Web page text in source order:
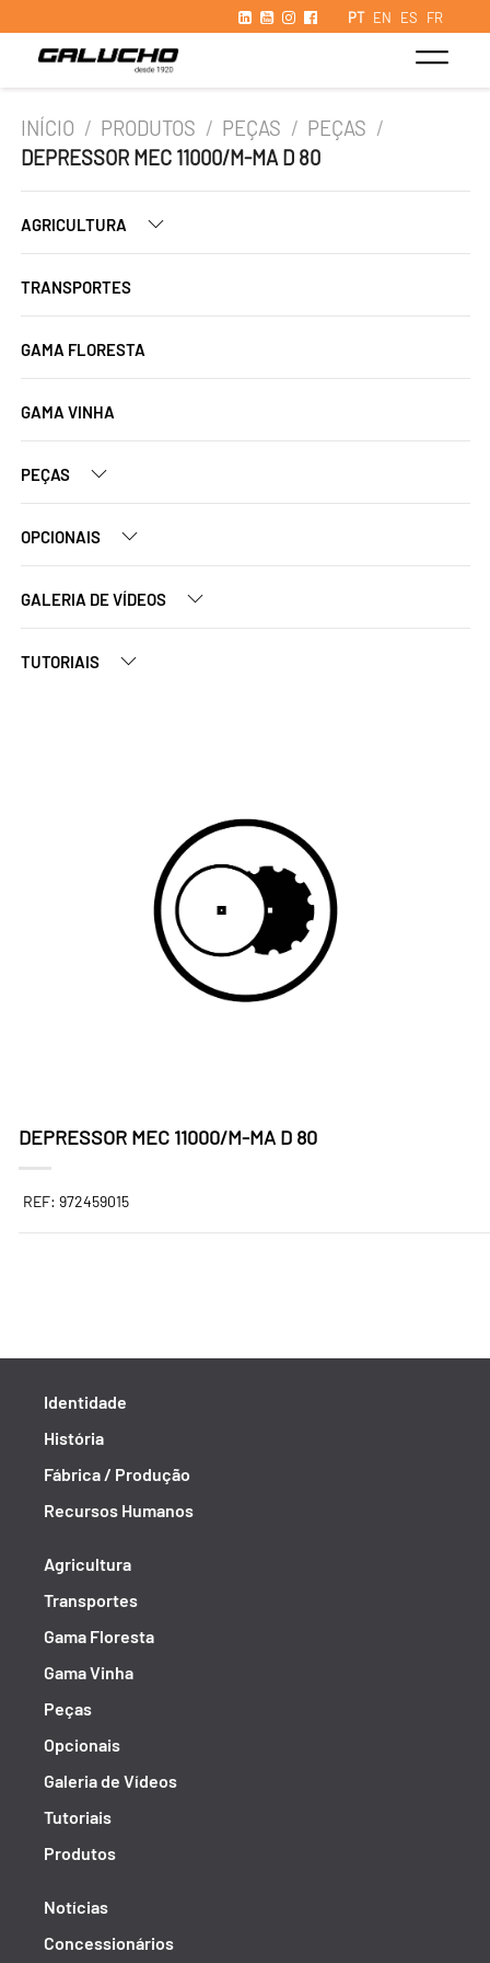
PT EN ES FR
INÍCIO / PRODUTOS / PEÇAS / PEÇAS /
DEPRESSOR MEC 11000/M-MA D 80
AGRICULTURA
TRANSPORTES
GAMA FLORESTA
GAMA VINHA
PEÇAS
OPCIONAIS
GALERIA DE VÍDEOS
TUTORIAIS
DEPRESSOR MEC 11000/M-MA D 80
REF: 972459015
Identidade
História
Fábrica / Produção
Recursos Humanos
Agricultura
Transportes
Gama Floresta
Gama Vinha
Peças
Opcionais
Galeria de Vídeos
Tutoriais
Produtos
Notícias
Concessionários